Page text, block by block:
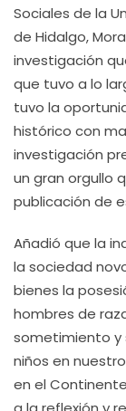
Sociales de la
de Hidalgo,
investigación
que tuvo a lo
tuvo la
histórico con
investigación
un gran orgullo
publicación de
Añadió que la
la sociedad
bienes la
hombres de
sometimiento y
niños en
en el